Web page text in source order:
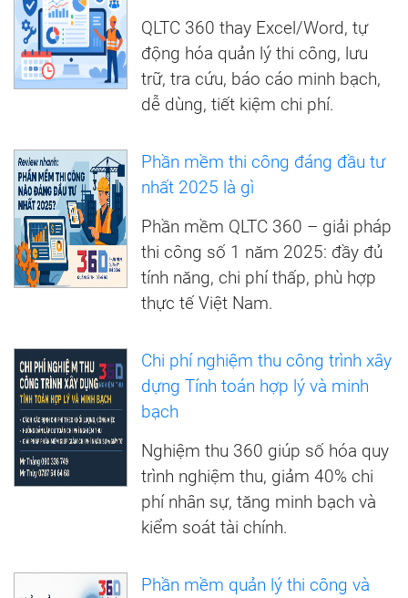
QLTC 360 thay Excel/Word, tự
động hóa quản lý thi công, lưu
trữ, tra cứu, báo cáo minh bạch,
dễ dùng, tiết kiệm chi phí.
Phần mềm thi công đáng đầu tư
nhất 2025 là gì
Phần mềm QLTC 360 – giải pháp
thi công số 1 năm 2025: đầy đủ
tính năng, chi phí thấp, phù hợp
thực tế Việt Nam.
Chi phí nghiệm thu công trình xây
dựng Tính toán hợp lý và minh
bạch
Nghiệm thu 360 giúp số hóa quy
trình nghiệm thu, giảm 40% chi
phí nhân sự, tăng minh bạch và
kiểm soát tài chính.
Phần mềm quản lý thi công và